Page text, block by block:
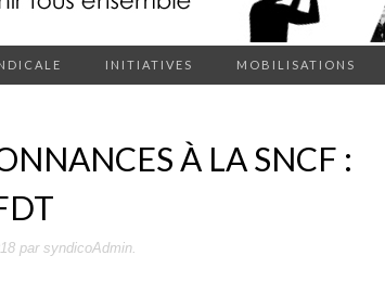
INITIATIVES MOBILISATIONS
À LA SNCF :
par syndicoAdmin.